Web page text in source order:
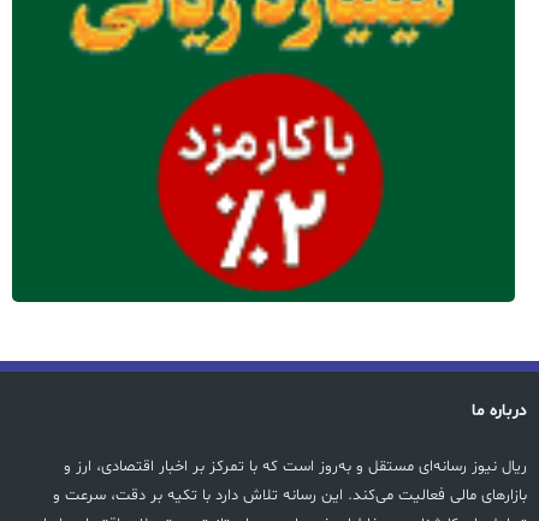
درباره ما
ریال نیوز رسانه‌ای مستقل و به‌روز است که با تمرکز بر اخبار اقتصادی، ارز و
بازارهای مالی فعالیت می‌کند. این رسانه تلاش دارد با تکیه بر دقت، سرعت و